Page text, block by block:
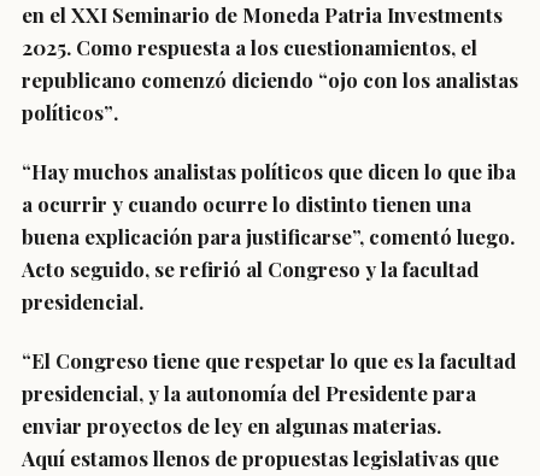
en el XXI Seminario de Moneda Patria Investments
2025. Como respuesta a los cuestionamientos, el
republicano comenzó diciendo “ojo con los analistas
políticos”.
“Hay muchos analistas políticos que dicen lo que iba
a ocurrir y cuando ocurre lo distinto tienen una
buena explicación para justificarse”, comentó luego.
Acto seguido, se refirió al Congreso y la facultad
presidencial.
“El Congreso tiene que respetar lo que es la facultad
presidencial, y la autonomía del Presidente para
enviar proyectos de ley en algunas materias.
Aquí estamos llenos de propuestas legislativas que